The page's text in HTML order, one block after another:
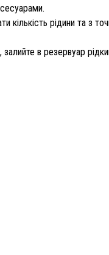
рідини та з
в резервуар